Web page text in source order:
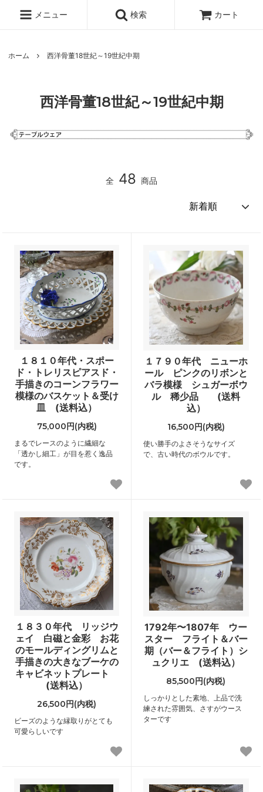
メニュー 検索 カート
ホーム 西洋骨董18世紀～19世紀中期
西洋骨董18世紀～19世紀中期
全 48 商品
１８１０年代・スポー
ド・トレリスピアスド・
手描きのコーンフラワー
模様のバスケット＆受け
皿 (送料込）
75,000円(内税)
まるでレースのように繊細な
「透かし細工」が目を惹く逸品
です。
１７９０年代 ニューホ
ール ピンクのリボンと
バラ模様 シュガーボウ
ル 稀少品 (送料
込）
16,500円(内税)
使い勝手のよさそうなサイズ
で、古い時代のボウルです。
１８３０年代 リッジウ
ェイ 白磁と金彩 お花
のモールディングリムと
手描きの大きなブーケの
キャビネットプレート
(送料込）
26,500円(内税)
ビーズのような縁取りがとても
可愛らしいです
1792年〜1807年 ウー
スター フライト＆バー
期（バー＆フライト）シ
ュクリエ (送料込）
85,500円(内税)
しっかりとした素地、上品で洗
練された雰囲気、さすがウース
ターです